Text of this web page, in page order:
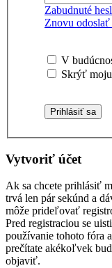
Zabudnuté
Znovu odoslať
V
Skrýť
Vytvoriť účet
Ak sa chcete prihlásiť
trvá len pár sekúnd a
môže prideľovať
Pred registraciou se
používanie tohoto fóra
prečítate akékoľvek
objaviť.